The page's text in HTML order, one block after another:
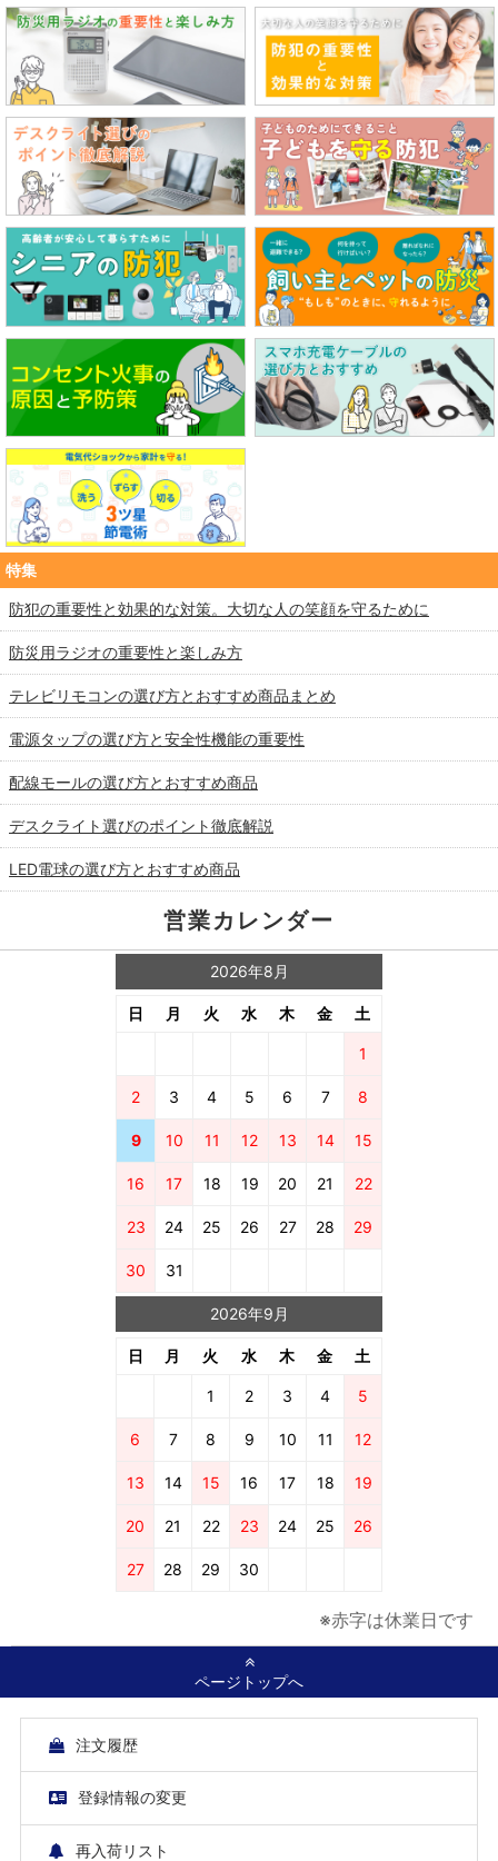
特集
防犯の重要性と効果的な対策。大切な人の笑顔を守るために
防災用ラジオの重要性と楽しみ方
テレビリモコンの選び方とおすすめ商品まとめ
電源タップの選び方と安全性機能の重要性
配線モールの選び方とおすすめ商品
デスクライト選びのポイント徹底解説
LED電球の選び方とおすすめ商品
営業カレンダー
2026年8月
日 月 火 水 木 金 土
1
2 3 4 5 6 7 8
9 10 11 12 13 14 15
16 17 18 19 20 21 22
23 24 25 26 27 28 29
30 31
2026年9月
日 月 火 水 木 金 土
1 2 3 4 5
6 7 8 9 10 11 12
13 14 15 16 17 18 19
20 21 22 23 24 25 26
27 28 29 30
※赤字は休業日です
ページトップへ
注文履歴
登録情報の変更
再入荷リスト